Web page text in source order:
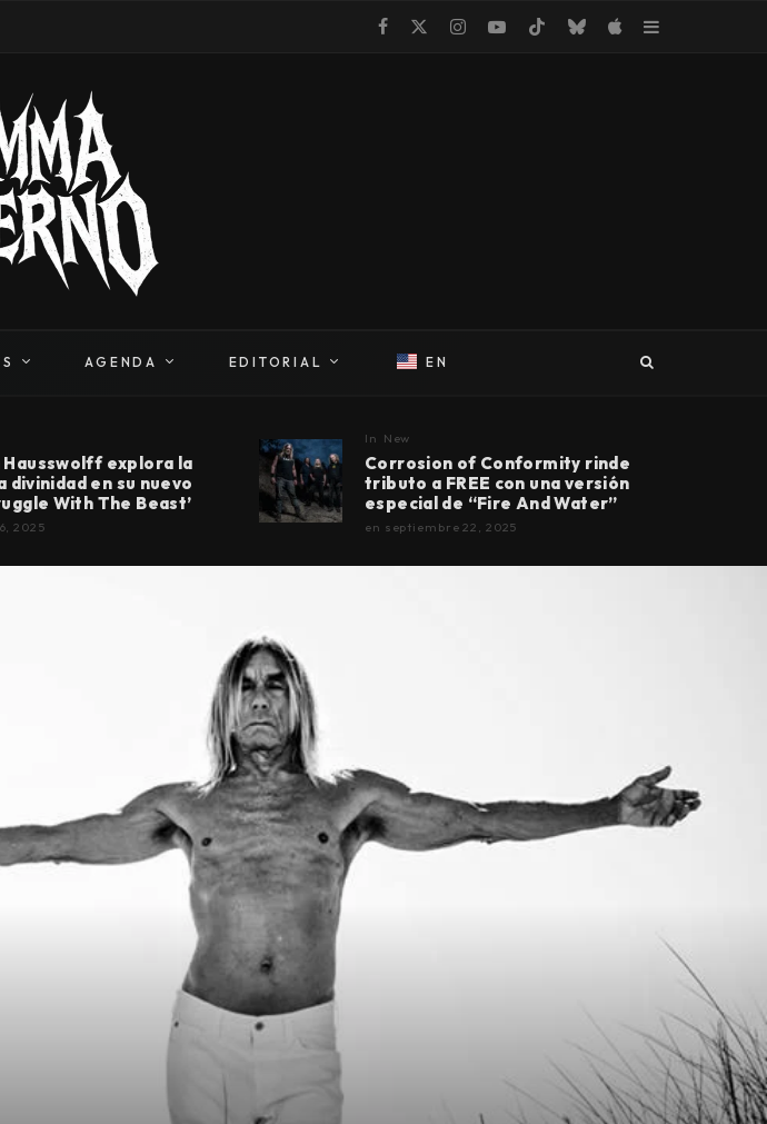
AGENDA EDITORIAL EN
Hausswolff explora la
divinidad en su nuevo
With The Beast’
2025
In New
Corrosion of Conformity rinde
tributo a FREE con una versión
especial de “Fire And Water”
en septiembre 22, 2025